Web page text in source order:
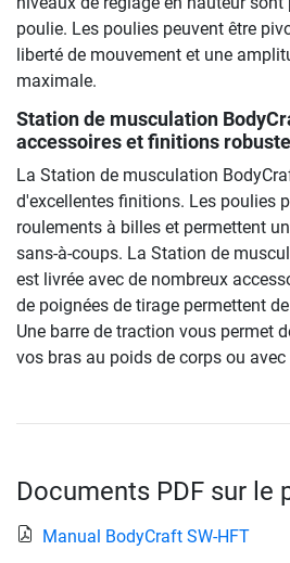
poulie. Les poulies peuvent être
liberté de mouvement et une
maximale.
Station de musculation
accessoires et finitions
La Station de musculation
d'excellentes finitions. Les poulies
roulements à billes et permettent
sans-à-coups. La Station de
est livrée avec de nombreux
de poignées de tirage permettent
Une barre de traction vous permet
vos bras au poids de corps ou avec
Documents PDF sur le
Manual BodyCraft SW-HFT